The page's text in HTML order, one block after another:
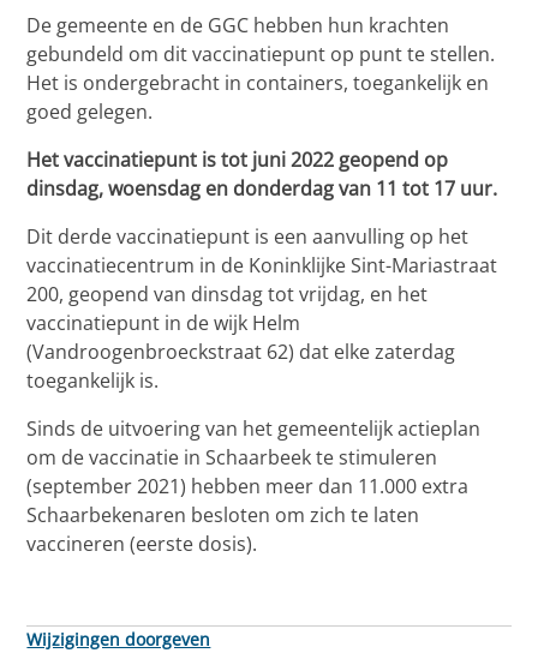
De gemeente en de GGC hebben hun krachten
gebundeld om dit vaccinatiepunt op punt te stellen.
Het is ondergebracht in containers, toegankelijk en
goed gelegen.
Het vaccinatiepunt is tot juni 2022 geopend op
dinsdag, woensdag en donderdag van 11 tot 17 uur.
Dit derde vaccinatiepunt is een aanvulling op het
vaccinatiecentrum in de Koninklijke Sint-Mariastraat
200, geopend van dinsdag tot vrijdag, en het
vaccinatiepunt in de wijk Helm
(Vandroogenbroeckstraat 62) dat elke zaterdag
toegankelijk is.
Sinds de uitvoering van het gemeentelijk actieplan
om de vaccinatie in Schaarbeek te stimuleren
(september 2021) hebben meer dan 11.000 extra
Schaarbekenaren besloten om zich te laten
vaccineren (eerste dosis).
Wijzigingen doorgeven